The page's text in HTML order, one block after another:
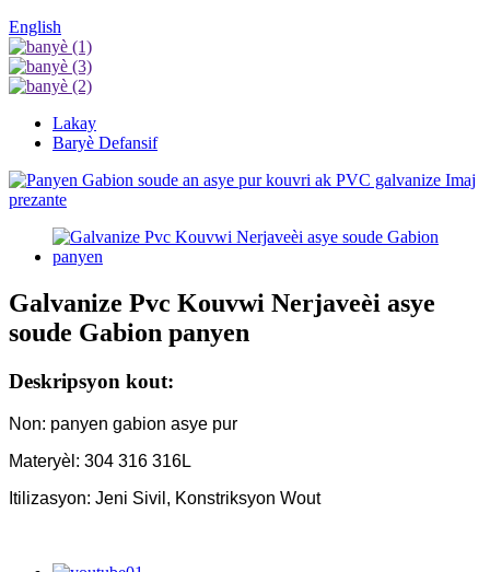
English
Lakay
Baryè Defansif
Galvanize Pvc Kouvwi Nerjaveèi asye
soude Gabion panyen
Deskripsyon kout:
Non: panyen gabion asye pur
Materyèl: 304 316 316L
Itilizasyon: Jeni Sivil, Konstriksyon Wout